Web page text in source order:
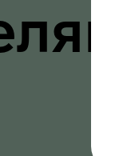
Ти як?